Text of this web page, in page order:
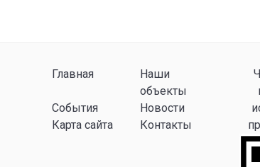
Главная
Наши
объекты
События
Новости
Карта сайта
Контакты